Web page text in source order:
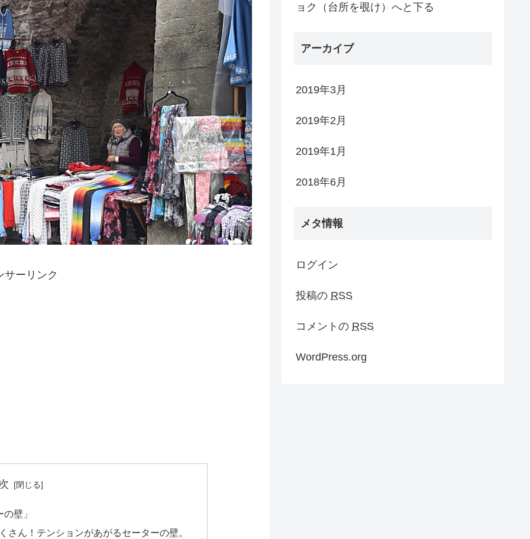
サーリンク
壁」
さん！テンションがあがるセーターの壁。
ョク（台所を覗け）へと下る
アーカイブ
2019年3月
2019年2月
2019年1月
2018年6月
メタ情報
ログイン
投稿の RSS
コメントの RSS
WordPress.org